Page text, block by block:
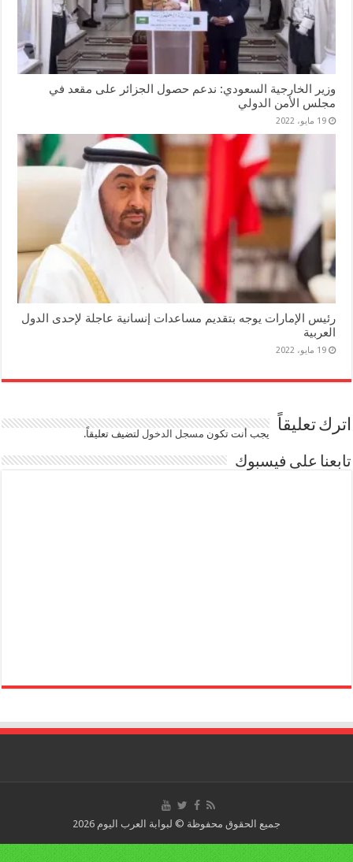
وزير الخارجية السعودي: ندعم حصول الجزائر على مقعد في
مجلس الأمن الدولي
19 مايو، 2022
رئيس الإمارات يوجه بتقديم مساعدات إنسانية عاجلة لإحدى الدول
العربية
19 مايو، 2022
اترك تعليقاً يجب أنت تكون مسجل الدخوللتضيف تعليقاً.
تابعنا على فيسبوك
جميع الحقوق محفوظة © لبوابة العرب اليوم 2026